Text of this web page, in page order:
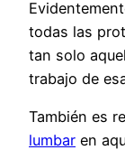
todas las
tan solo
trabajo de
También es
lumbar en